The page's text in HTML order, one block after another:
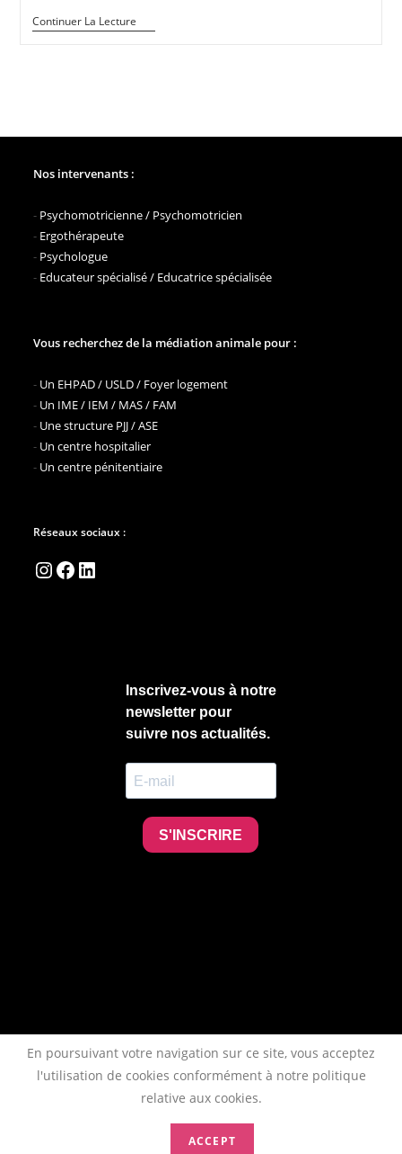
Continuer La LectureLes
Aventures
De
Nos intervenants :
- Psychomotricienne / Psychomotricien
- Ergothérapeute
- Psychologue
- Educateur spécialisé / Educatrice spécialisée
Vous recherchez de la médiation animale pour :
- Un EHPAD / USLD / Foyer logement
- Un IME / IEM / MAS / FAM
- Une structure PJJ / ASE
- Un centre hospitalier
- Un centre pénitentiaire
Réseaux sociaux :
Instagram
Facebook
LinkedIn
Copyright 2026 - AFTAA
En poursuivant votre navigation sur ce site, vous acceptez
l'utilisation de cookies conformément à notre politique
relative aux cookies.
ACCEPT